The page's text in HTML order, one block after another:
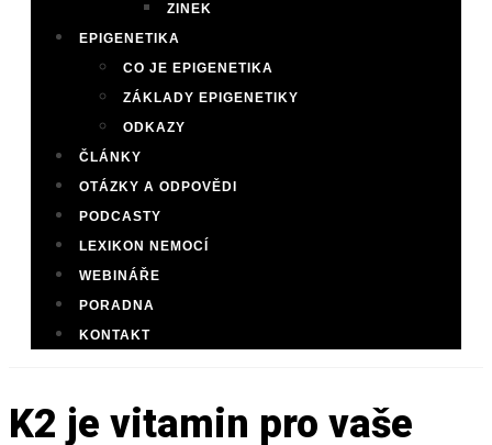
ZINEK
EPIGENETIKA
CO JE EPIGENETIKA
ZÁKLADY EPIGENETIKY
ODKAZY
ČLÁNKY
OTÁZKY A ODPOVĚDI
PODCASTY
LEXIKON NEMOCÍ
WEBINÁŘE
PORADNA
KONTAKT
K2 je vitamin pro vaše